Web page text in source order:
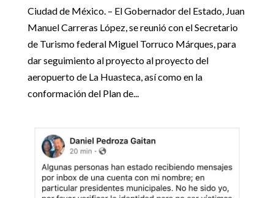
Ciudad de México. – El Gobernador del Estado, Juan
Manuel Carreras López, se reunió con el Secretario
de Turismo federal Miguel Torruco Márques, para
dar seguimiento al proyecto al proyecto del
aeropuerto de La Huasteca, así como en la
conformación del Plan de...